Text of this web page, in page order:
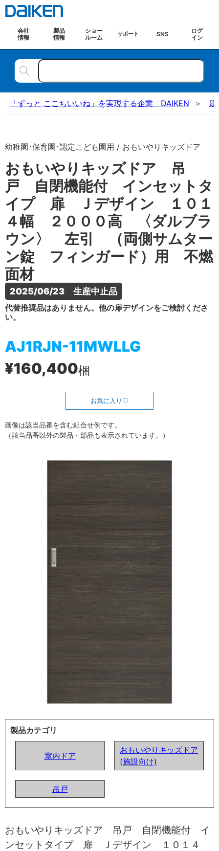
会社
情報
製品
情報
ショー
ルーム
サポート SNS
ログ
イン
「ずっと ここちいいね」を実現する企業 DAIKEN 建
幼稚園･保育園･認定こども園用 / おもいやりキッズドア
おもいやりキッズドア 吊
戸 自閉機能付 インセットタ
イプ 扉 Ｊデザイン １０１
４幅 ２０００高 〈ダルブラ
ウン〉 左引 （両側サムター
ン錠 フィンガード）用 不燃
面材
2025/06/23　生産中止品
代替推奨品はありません。他の扉デザインをご検討くださ
い。
AJ1RJN-11MWLLG
¥160,400梱
お気に入り
画像は該当品番を含む組合せ例です。
（該当品番以外の製品・部品も表示されています。）
製品カテゴリ
室内ドア
おもいやりキッズドア
(施設向け)
吊戸
おもいやりキッズドア 吊戸 自閉機能付 イ
ンセットタイプ 扉 Ｊデザイン １０１４